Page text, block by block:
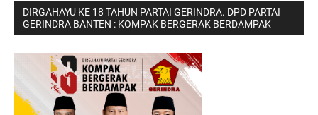
DIRGAHAYU KE 18 TAHUN PARTAI GERINDRA. DPD PARTAI
GERINDRA BANTEN : KOMPAK BERGERAK BERDAMPAK